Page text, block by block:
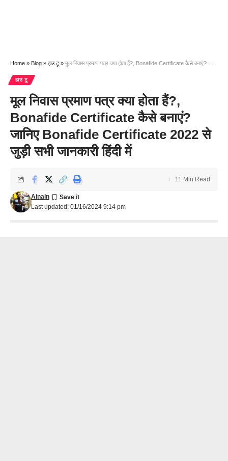
Home » Blog » हाउ टू» मूल निवास प्रमाण पत्र क्या होता हैं?, Bonafide Certificate कैसे बनाएं? जानिए Bonafide Certificate 2022 से जुड़ी सभी जानकारी हिंदी में
हाउ टू
मूल निवास प्रमाण पत्र क्या होता हैं?,
Bonafide Certificate कैसे बनाएं?
जानिए Bonafide Certificate 2022 से
जुड़ी सभी जानकारी हिंदी में
Last updated: 01/16/2024 9:14 pm
Ainain
11 Min Read